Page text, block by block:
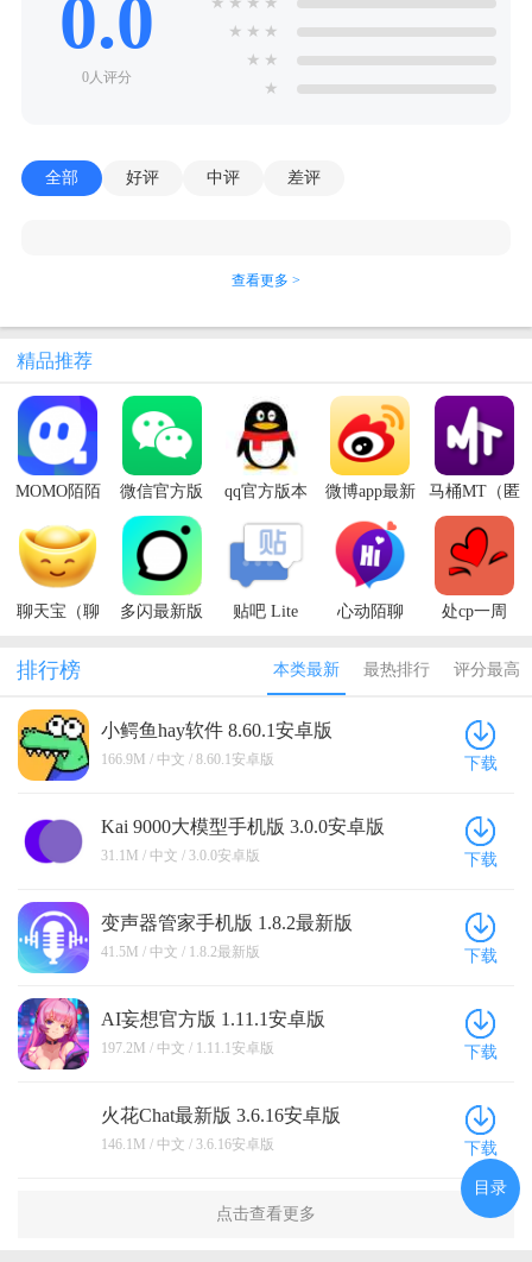
0.0
0人评分
★ ★ ★
★ ★
★
全部 好评 中评 差评
查看更多 >
精品推荐
MOMO陌陌
微信官方版 qq官方版本
微博app最新
马桶MT（匿
名聊天）
聊天宝（聊
多闪最新版 贴吧 Lite 心动陌聊 处cp一周
排行榜 本类最新 最热排行 评分最高
小鳄鱼hay软件 8.60.1安卓版
166.9M / 中文 / 8.60.1安卓版 下载
Kai 9000大模型手机版 3.0.0安卓版
31.1M / 中文 / 3.0.0安卓版 下载
变声器管家手机版 1.8.2最新版
41.5M / 中文 / 1.8.2最新版 下载
AI妄想官方版 1.11.1安卓版
197.2M / 中文 / 1.11.1安卓版 下载
火花Chat最新版 3.6.16安卓版
146.1M / 中文 / 3.6.16安卓版 下载
点击查看更多
目录